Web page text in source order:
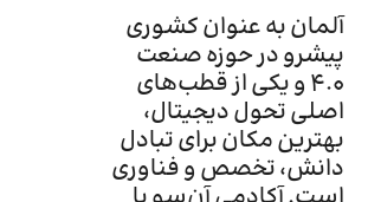
آلمان به عنوان کشوری
پیشرو در حوزه صنعت
۴.۰ و یکی از قطب‌های
اصلی تحول دیجیتال،
بهترین مکان برای تبادل
دانش، تخصص و فناوری